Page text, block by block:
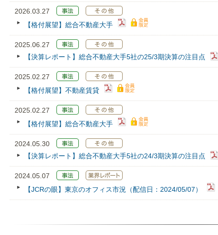
2026.03.27
【格付展望】総合不動産大手
2025.06.27
【決算レポート】総合不動産大手5社の25/3期決算の注目点
2025.02.27
【格付展望】不動産賃貸
2025.02.27
【格付展望】総合不動産大手
2024.05.30
【決算レポート】総合不動産大手5社の24/3期決算の注目点
2024.05.07
【JCRの眼】東京のオフィス市況（配信日：2024/05/07）